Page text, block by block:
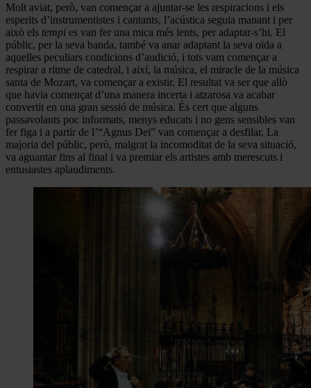
Molt aviat, però, van començar a ajuntar-se les respiracions i els
esperits d’instrumentistes i cantants, l’acústica seguia manant i per
això els tempi es van fer una mica més lents, per adaptar-s’hi. El
públic, per la seva banda, també va anar adaptant la seva oïda a
aquelles peculiars condicions d’audició, i tots vam començar a
respirar a ritme de catedral, i així, la música, el miracle de la música
santa de Mozart, va començar a existir. El resultat va ser que allò
que havia començat d’una manera incerta i atzarosa va acabar
convertit en una gran sessió de música. És cert que alguns
passavolants poc informats, menys educats i no gens sensibles van
fer figa i a partir de l’“Agnus Dei” van començar a desfilar. La
majoria del públic, però, malgrat la incomoditat de la seva situació,
va aguantar fins al final i va premiar els artistes amb merescuts i
entusiastes aplaudiments.